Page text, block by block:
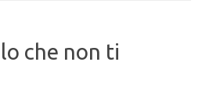
che non ti